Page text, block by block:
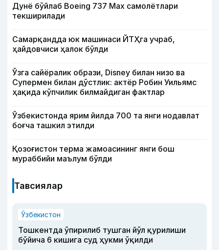
Дунё бўйлаб Boeing 737 Мах самолётлари
текширилади
Самарқандда юк машинаси ЙТҲга учраб,
ҳайдовчиси ҳалок бўлди
Ўзга сайёралик образи, Disney билан низо ва
Супермен билан дўстлик: актёр Робин Уильямс
ҳақида кўпчилик билмайдиган фактлар
Ўзбекистонда ярим йилда 700 та янги нодавлат
боғча ташкил этилди
Қозоғистон терма жамоасининг янги бош
мураббийи маълум бўлди
Тавсиялар
Ўзбекистон
Тошкентда ўпирилиб тушган йўл қурилиши
бўйича 6 кишига суд ҳукми ўқилди